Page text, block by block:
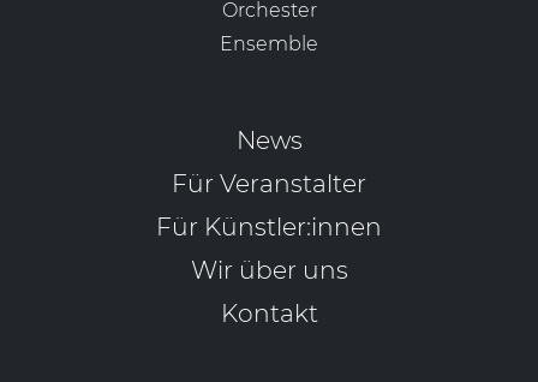
Orchester
Ensemble
News
Für Veranstalter
Für Künstler:innen
Wir über uns
Kontakt